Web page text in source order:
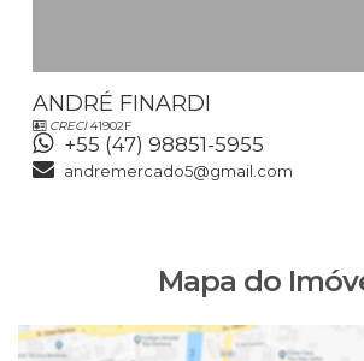
ANDRÉ FINARDI
CRECI41902F
+55 (47) 98851-5955
andremercado5@gmail.com
Mapa do